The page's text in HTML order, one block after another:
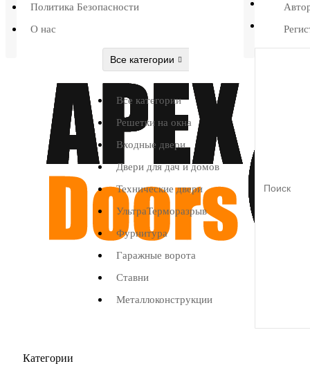
Политика Безопасности
О нас
Все категории
Все категории
Решетки на окна
Входные двери
Двери для дач и домов
Технические двери
УльтраТерморазрыв
Фурнитура
Гаражные ворота
Ставни
Металлоконструкции
Категории